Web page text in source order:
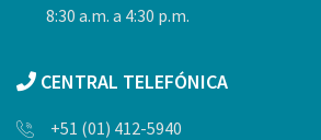
8:30 a.m. a 4:30 p.m.
CENTRAL TELEFÓNICA
+51 (01) 412-5940